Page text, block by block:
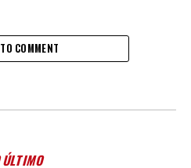
COMMENT
ÚLTIMO